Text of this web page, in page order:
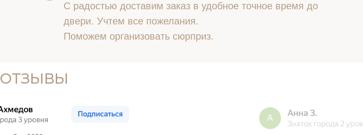
С радостью доставим заказ в удобное точное время до
двери. Учтем все пожелания.
Поможем организовать сюрприз.
ОТЗЫВЫ